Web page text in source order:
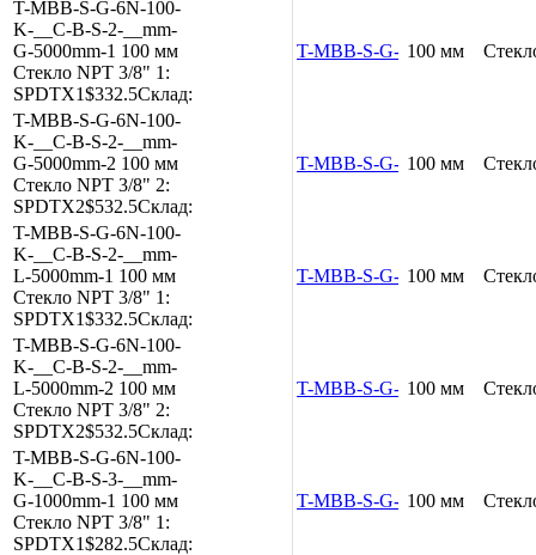
T-MBB-S-G-6N-100-
K-__C-B-S-2-__mm-
G-5000mm-1 100 мм
Стекло NPT 3/8" 1:
SPDTX1$332.5Склад:
T-MBB-S-G-6N-100-K-__C-
100 мм
T-MBB-S-G-6N-100-
K-__C-B-S-2-__mm-
G-5000mm-2 100 мм
Стекло NPT 3/8" 2:
SPDTX2$532.5Склад:
T-MBB-S-G-6N-100-K-__C-
100 мм
T-MBB-S-G-6N-100-
K-__C-B-S-2-__mm-
L-5000mm-1 100 мм
Стекло NPT 3/8" 1:
SPDTX1$332.5Склад:
T-MBB-S-G-6N-100-K-__C-
100 мм
T-MBB-S-G-6N-100-
K-__C-B-S-2-__mm-
L-5000mm-2 100 мм
Стекло NPT 3/8" 2:
SPDTX2$532.5Склад:
T-MBB-S-G-6N-100-K-__C-
100 мм
T-MBB-S-G-6N-100-
K-__C-B-S-3-__mm-
G-1000mm-1 100 мм
Стекло NPT 3/8" 1:
SPDTX1$282.5Склад:
T-MBB-S-G-6N-100-K-__C-
100 мм